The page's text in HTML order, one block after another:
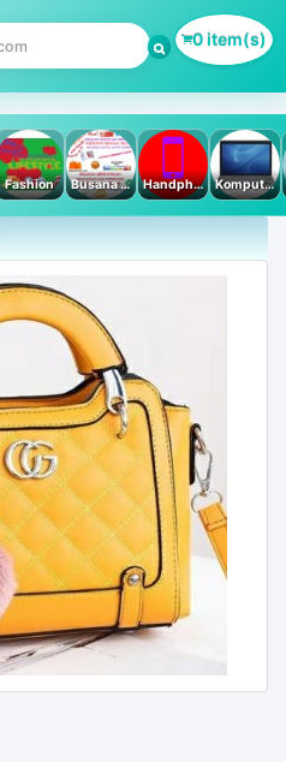
0 item(s)
Fashion Busana Muslim Handphone & Tablet Komputer PC & Laptop